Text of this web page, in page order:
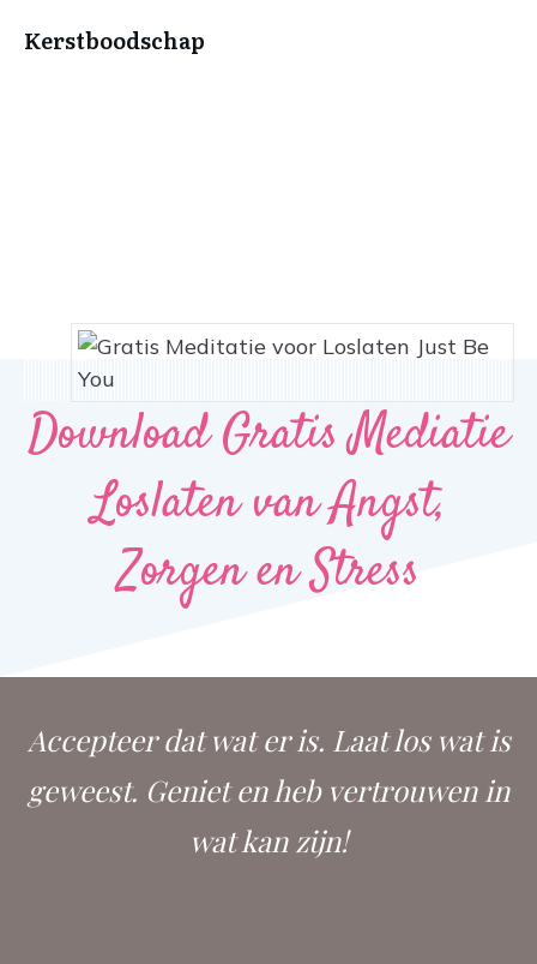
Kerstboodschap
Download Gratis Mediatie
Loslaten van Angst,
Zorgen en Stress
Accepteer dat wat er is. Laat los wat is
geweest. Geniet en heb vertrouwen in
wat kan zijn!